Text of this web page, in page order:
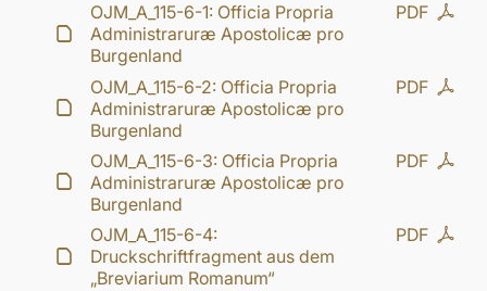
PDF
OJM_A_115-6-1: Officia Propria
Administraruræ Apostolicæ pro
Burgenland
PDF
OJM_A_115-6-2: Officia Propria
Administraruræ Apostolicæ pro
Burgenland
PDF
OJM_A_115-6-3: Officia Propria
Administraruræ Apostolicæ pro
Burgenland
PDF
OJM_A_115-6-4:
Druckschriftfragment aus dem
„Breviarium Romanum“